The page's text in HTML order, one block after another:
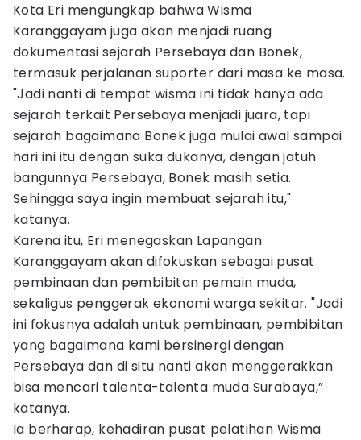
Kota Eri mengungkap bahwa Wisma
Karanggayam juga akan menjadi ruang
dokumentasi sejarah Persebaya dan Bonek,
termasuk perjalanan suporter dari masa ke masa.
"Jadi nanti di tempat wisma ini tidak hanya ada
sejarah terkait Persebaya menjadi juara, tapi
sejarah bagaimana Bonek juga mulai awal sampai
hari ini itu dengan suka dukanya, dengan jatuh
bangunnya Persebaya, Bonek masih setia.
Sehingga saya ingin membuat sejarah itu,"
katanya.
Karena itu, Eri menegaskan Lapangan
Karanggayam akan difokuskan sebagai pusat
pembinaan dan pembibitan pemain muda,
sekaligus penggerak ekonomi warga sekitar. "Jadi
ini fokusnya adalah untuk pembinaan, pembibitan
yang bagaimana kami bersinergi dengan
Persebaya dan di situ nanti akan menggerakkan
bisa mencari talenta-talenta muda Surabaya,”
katanya.
Ia berharap, kehadiran pusat pelatihan Wisma